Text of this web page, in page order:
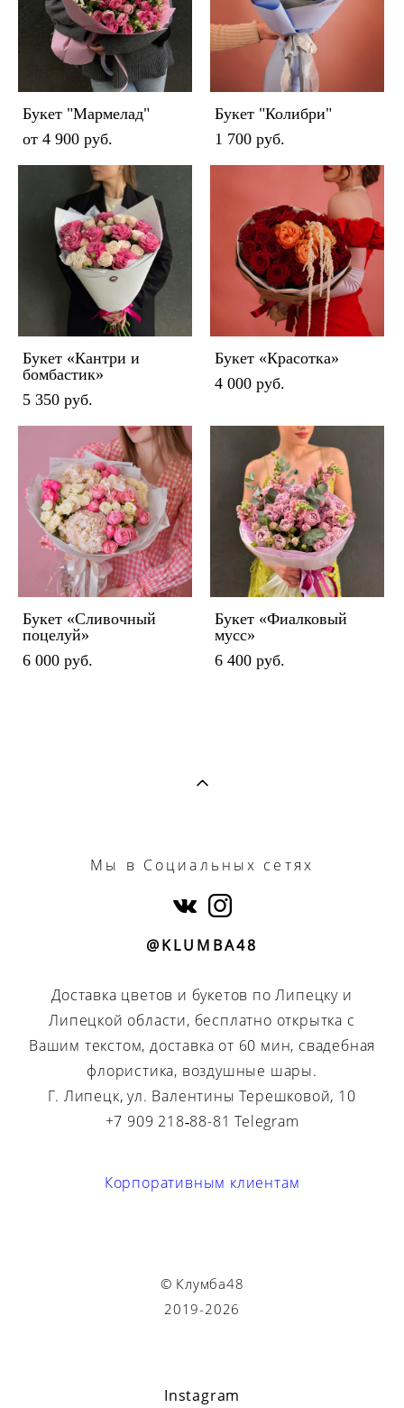
Букет "Мармелад"
от 4 900 pуб.
Букет "Колибри"
1 700 pуб.
Букет «Кантри и
бомбастик»
5 350 pуб.
Букет «Красотка»
4 000 pуб.
Букет «Сливочный
поцелуй»
6 000 pуб.
Букет «Фиалковый
мусс»
6 400 pуб.
Мы в Социальных сетях
@KLUMBA48
Доставка цветов и букетов по Липецку и
Липецкой области, бесплатно открытка с
Вашим текстом, доставка от 60 мин, свадебная
флористика, воздушные шары.
Г. Липецк, ул. Валентины Терешковой, 10
+7 909 218‑88-81 Telegram
Корпоративным клиентам
© Клумба48
2019-2026
Instagram